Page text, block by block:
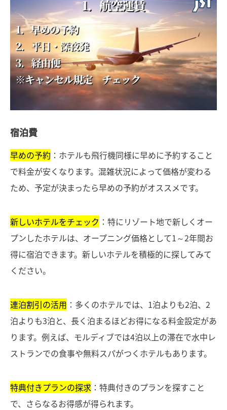
宿泊費
早めの予約 ：ホテルも飛行機同様に早めに予約すること
で料金が安くなります。混雑状況によって価格が変わる
ため、予定が決まったら早めの予約がオススメです。
新しいホテルをチェック ：特にリゾート地で新しくオー
プンしたホテルは、オープニング価格として1～2年間お
得に宿泊できます。新しいホテルを積極的に探してみて
ください。
連泊割引の活用 ：多くのホテルでは、1泊よりも2泊、2
泊よりも3泊と、長く泊まるほどお得になる料金設定があ
ります。例えば、モルディブでは4泊以上の滞在で水中レ
ストランでの食事や無料スパがつくホテルもあります。
特典付きプランの探求 ：特典付きのプランを探すこと
で、さらなるお得感が得られます。